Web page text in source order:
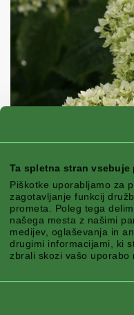
Ta spletna stran vsebuje
Piškotke uporabljamo za
zagotavljanje funkcij
prometa. Poleg tega
našega mesta z našimi
medijev, oglaševanja in
drugimi informacijami, ki
zbrali skozi vašo uporabo
BELLARAGAZZA
živahnih odtenkov,